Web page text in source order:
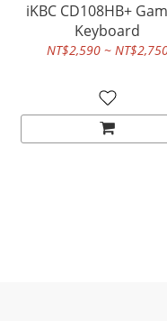
iKBC CD108HB+
Keyboard
NT$2,590 ~